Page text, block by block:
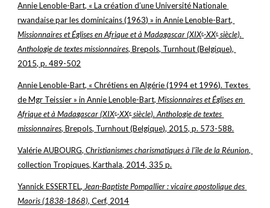
Annie Lenoble-Bart, « La création d’une Université Nationale
Missionnaires et Églises en Afrique et à Madagascar (XIXe-XXe siècle).
Anthologie de textes missionnaires, Brepols, Turnhout (Belgique),
2015, p. 489-502
Annie Lenoble-Bart, « Chrétiens en Algérie (1994 et 1996). Textes
de Mgr Teissier » in Annie Lenoble-Bart, Missionnaires et Églises en
Afrique et à Madagascar (XIXe-XXe siècle). Anthologie de textes
missionnaires, Brepols, Turnhout (Belgique), 2015, p. 573-588.
Valérie AUBOURG, Christianismes charismatiques à l'île de la Réunion,
collection Tropiques, Karthala, 2014, 335 p.
Yannick ESSERTEL, Jean-Baptiste Pompallier : vicaire apostolique des
Maoris (1838-1868), Cerf, 2014